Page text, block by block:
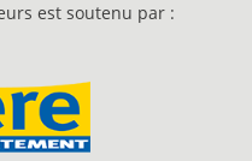
est soutenu par :